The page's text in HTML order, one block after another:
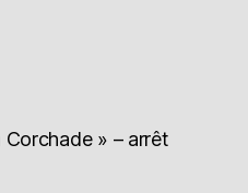
» – arrêt